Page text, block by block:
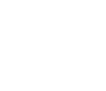
dricksvatten och att